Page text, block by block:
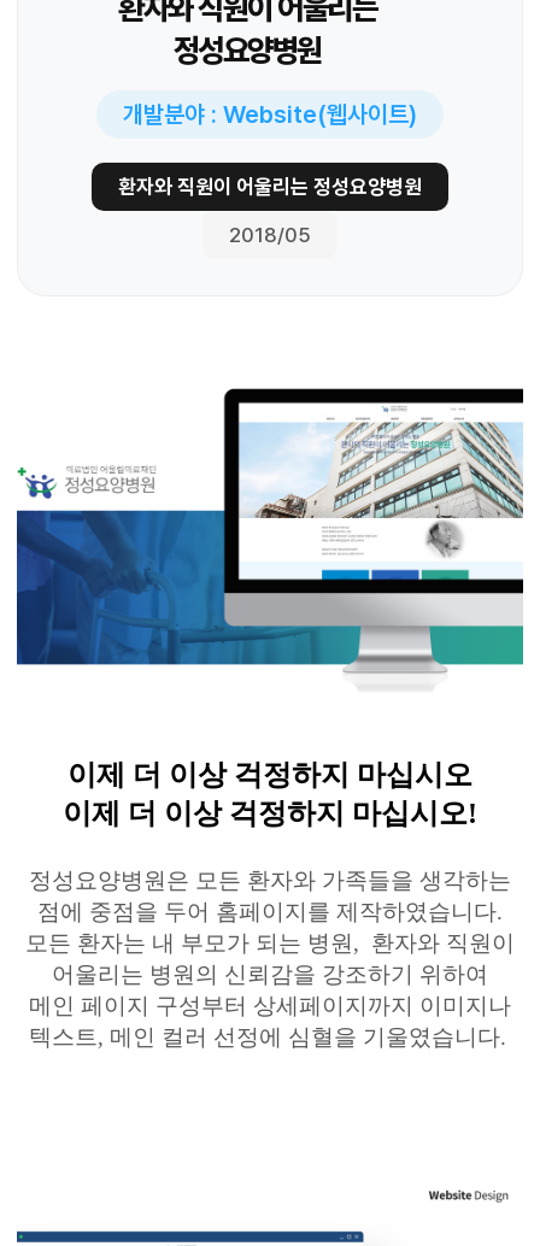
환자와 직원이 어울리는
정성요양병원
개발분야 : Website(웹사이트)
환자와 직원이 어울리는 정성요양병원
2018/05
이제 더 이상 걱정하지 마십시오
이제 더 이상 걱정하지 마십시오!
정성요양병원은 모든 환자와 가족들을 생각하는
점에 중점을 두어 홈페이지를 제작하였습니다.
모든 환자는 내 부모가 되는 병원, 환자와 직원이
어울리는 병원의 신뢰감을 강조하기 위하여
메인 페이지 구성부터 상세페이지까지 이미지나
텍스트, 메인 컬러 선정에 심혈을 기울였습니다.